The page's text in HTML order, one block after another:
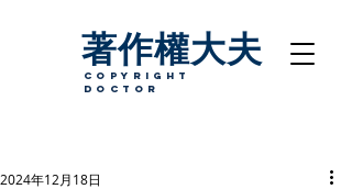
著作權大夫
copyright
Doctor
2024年12月18日